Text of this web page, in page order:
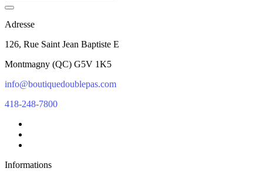
Adresse
126, Rue Saint Jean Baptiste E
Montmagny (QC) G5V 1K5
info@boutiquedoublepas.com
418-248-7800
Informations